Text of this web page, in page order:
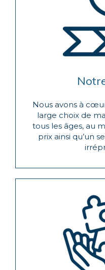
Nous avons à
large choix de
tous les âges, au
prix ainsi qu’un